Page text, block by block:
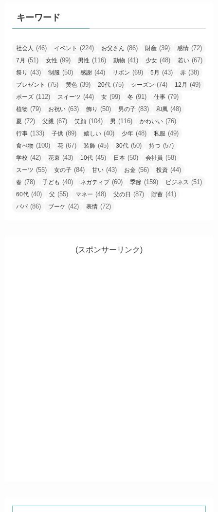
キーワード
社会人 (46) イベント (224) お父さん (86) 財産 (39) 感情 (72)
7月 (51) 女性 (99) 男性 (116) 動物 (41) 少女 (48) 若い (67)
祭り (43) 制服 (50) 感謝 (44) リボン (69) 5月 (43) 赤 (38)
プレゼント (75) 黄色 (39) 20代 (75) シーズン (74) 12月 (49)
ポーズ (112) スイーツ (44) 女 (99) 冬 (91) 仕事 (79)
植物 (79) お祝い (63) 飾り (50) 男の子 (83) 和風 (48)
夏 (72) 父親 (67) 笑顔 (104) 男 (116) かわいい (76)
行事 (133) 子供 (89) 嬉しい (40) 少年 (48) 私服 (49)
食べ物 (100) 花 (67) 装飾 (45) 30代 (50) 持つ (57)
学校 (42) 花束 (43) 10代 (45) 日本 (50) 会社員 (58)
スーツ (55) 女の子 (84) 甘い (43) お金 (56) 投資 (44)
春 (78) 子ども (40) ネガティブ (60) 季節 (159) ビジネス (51)
60代 (40) 父 (55) マネー (48) 父の日 (87) 貯蓄 (41)
パパ (86) ブーケ (42) 表情 (72)
(スポンサーリンク)